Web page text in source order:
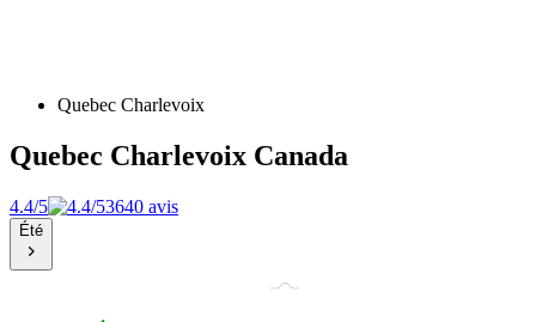
Quebec Charlevoix
Quebec Charlevoix Canada
4.4/5 3640 avis
Été